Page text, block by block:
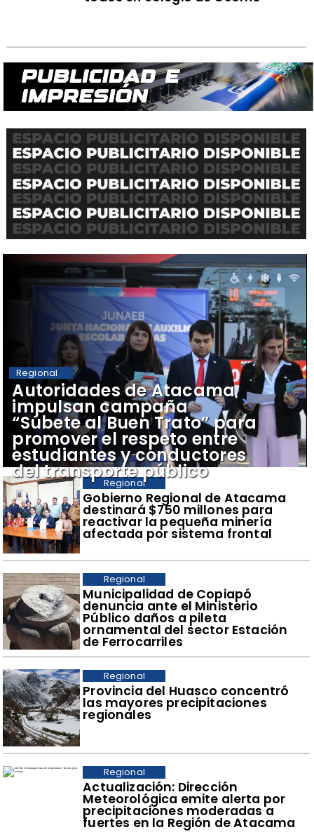
Gobierno Regional de Atacama
destinará $750 millones para
reactivar la pequeña minería
afectada por sistema frontal
Regional
Municipalidad de Copiapó
denuncia ante el Ministerio
Público daños a pileta
ornamental del sector Estación
de Ferrocarriles
Regional
Provincia del Huasco concentró
las mayores precipitaciones
regionales
Regional
Actualización: Dirección
Meteorológica emite alerta por
precipitaciones moderadas a
fuertes en la Región de Atacama
Regional
Autoridades de Atacama
impulsan campaña
“Súbete al Buen Trato” para
promover el respeto entre
estudiantes y conductores
del transporte público
Regional